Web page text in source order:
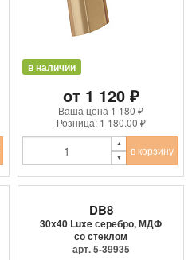
в наличии
от 1 120 ₽
Ваша цена 1 180 ₽
Розница: 1 180.00 ₽
в корзину
DB8
30x40 Luxe серебро, МДФ
со стеклом
арт. 5-39935